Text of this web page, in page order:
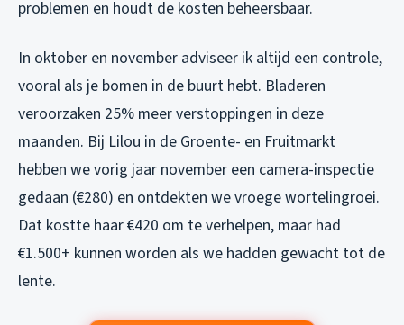
problemen en houdt de kosten beheersbaar.
In oktober en november adviseer ik altijd een controle,
vooral als je bomen in de buurt hebt. Bladeren
veroorzaken 25% meer verstoppingen in deze
maanden. Bij Lilou in de Groente- en Fruitmarkt
hebben we vorig jaar november een camera-inspectie
gedaan (€280) en ontdekten we vroege wortelingroei.
Dat kostte haar €420 om te verhelpen, maar had
€1.500+ kunnen worden als we hadden gewacht tot de
lente.